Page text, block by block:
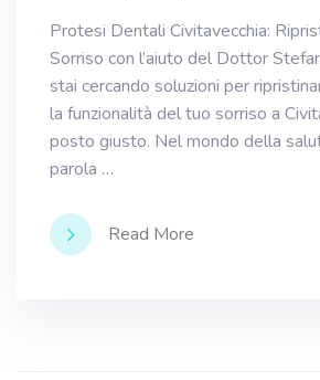
Protesi Dentali Civitavecchia:
Sorriso con l’aiuto del Dottor
stai cercando soluzioni per
la funzionalità del tuo sorriso a
posto giusto. Nel mondo della
parola …
Read More